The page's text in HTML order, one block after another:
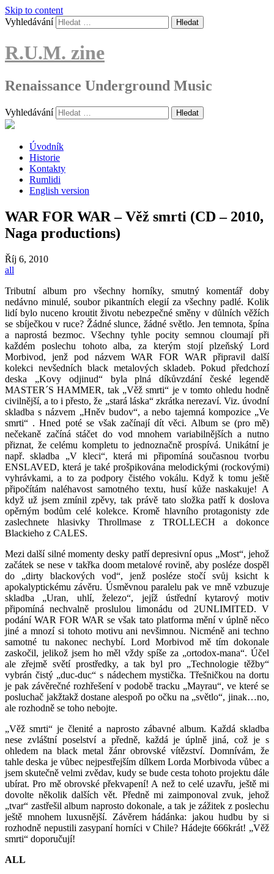
Skip to content
Vyhledávání
R.U.M. zine
Renaissance Underground Music
Vyhledávání
Úvodník
Historie
Kontakty
Rumlidi
English version
WAR FOR WAR – Věž smrti (CD – 2010,
Naga productions)
Říj 6, 2010
all
Tributní album pro všechny horníky, smutný komentář doby
nedávno minulé, soubor pikantních elegií za všechny padlé. Kolik
lidí bylo nuceno kroutit životu nebezpečné směny v důlních věžích
se sbíječkou v ruce? Žádné slunce, žádné světlo. Jen temnota, špína
a naprostá bezmoc. Všechny tyhle pocity semnou cloumají při
každém poslechu tohoto alba, za kterým stojí plzeňský Lord
Morbivod, jenž pod názvem WAR FOR WAR připravil další
kolekci nevšedních black metalových skladeb. Pokud předchozí
deska „Kovy odjinud“ byla plná díkůvzdání české legendě
MASTER´S HAMMER, tak „Věž smrti“ je v tomto ohledu hodně
civilnější, a to i přesto, že „stará láska“ zkrátka nerezaví. Viz. úvodní
skladba s názvem „Hněv budov“, a nebo tajemná kompozice „Ve
smrti“ . Hned poté se však začínají dít věci. Album se (pro mě)
nečekaně začíná stáčet do vod mnohem variabilnějších a nutno
přiznat, že celému kompletu to jednoznačně prospívá. Unikátní je
např. skladba „V kleci“, která mi připomíná současnou tvorbu
ENSLAVED, která je také prošpikována melodickými (rockovými)
vyhrávkami, a to za podpory čistého vokálu. Když k tomu ještě
připočítám naléhavost samotného textu, husí kůže naskakuje! A
když už jsem zmínil zpěvy, tak právě tato složka patří k doslova
opěrným bodům celé kolekce. Kromě hlavního protagonisty zde
zaslechnete hlasivky Throllmase z TROLLECH a dokonce
Blackieho z CALES.
Mezi další silné momenty desky patří depresivní opus „Most“, jehož
začátek se nese v takřka doom metalové rovině, aby posléze dospěl
do „dirty blackových vod“, jenž posléze stočí svůj ksicht k
apokalyptickému závěru. Úsměvnou paralelu pak ve mně vzbuzuje
skladba „Uran, uhlí, železo“, jejíž ústřední kytarový motiv
připomíná nechvalně proslulou limonádu od 2UNLIMITED. V
podání WAR FOR WAR se však tato platforma mění v úplně něco
jiné a mnozí si tohoto motivu ani nevšimnou. Nicméně ani techno
samotné tu nakonec nechybí. Lord Morbivod mě tím dokonale
zaskočil, jelikož jsem ho měl vždy spíše za „ortodox-mana“. Účel
ale zřejmě světí prostředky, a tak byl pro „Technologie těžby“
vybrán čistý „duc-duc“ s nádechem mystička. Třešničkou na dortu
je pak závěrečné rozhřešení v podobě tracku „Mayrau“, ve které se
posluchač jakžtakž dostane alespoň po očku na „světlo“, jinak…no,
ale rozhodně se toho nebojte.
„Věž smrti“ je členité a naprosto zábavné album. Každá skladba
nese zvláštní poselství a předně, každá je úplně jiná, což je s
ohledem na black metal žánr obrovské vítězství. Domnívám, že
tahle deska je vůbec nejpestřejším dílkem Lorda Morbivoda vůbec a
jsem skutečně velmi zvědav, kudy se bude cesta tohoto projektu dále
ubírat. Pro mě obrovské překvapení! A než to celé uzavřu, ještě mi
dovolte několik dalších vět. Předně mi zaimponoval zvuk, jehož
„tvar“ zastřešil album naprosto dokonale, a tak je zážitek z poslechu
ještě mnohem luxusnější. Závěrem hádánka: jakou hudbu by si
rozhodně nepustili zasypaní horníci v Chile? Hádejte 666krát! „Věž
smrti“ doporučují!
ALL